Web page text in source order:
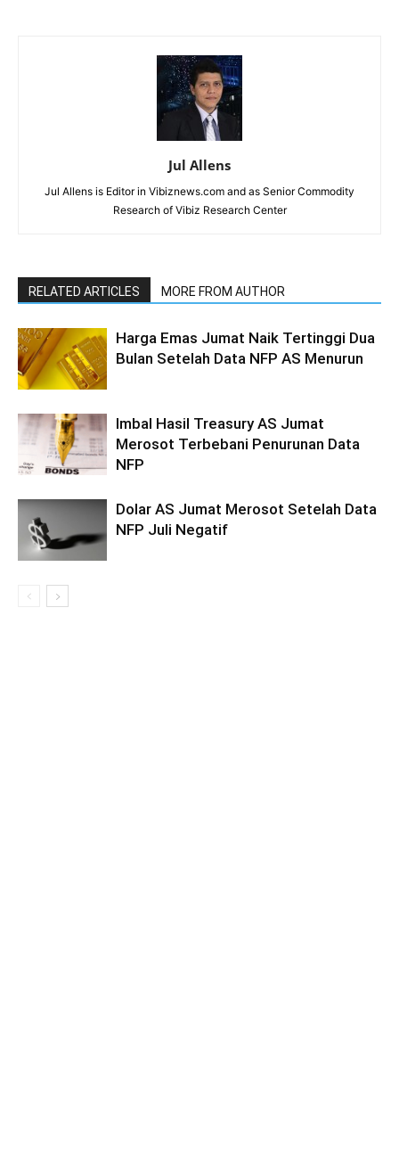
Jul Allens
Jul Allens is Editor in Vibiznews.com and as Senior Commodity
Research of Vibiz Research Center
RELATED ARTICLES MORE FROM AUTHOR
Harga Emas Jumat Naik Tertinggi Dua
Bulan Setelah Data NFP AS Menurun
Imbal Hasil Treasury AS Jumat
Merosot Terbebani Penurunan Data
NFP
Dolar AS Jumat Merosot Setelah Data
NFP Juli Negatif